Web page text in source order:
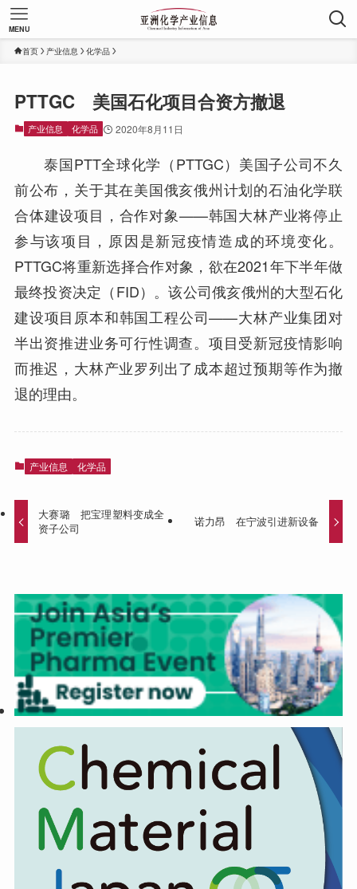
MENU
首页 产业信息 化学品
PTTGC 美国石化项目合资方撤退
产业信息 化学品 2020年8月11日
泰国PTT全球化学（PTTGC）美国子公司不久
前公布，关于其在美国俄亥俄州计划的石油化学联
合体建设项目，合作对象——韩国大林产业将停止
参与该项目，原因是新冠疫情造成的环境变化。
PTTGC将重新选择合作对象，欲在2021年下半年做
最终投资决定（FID）。该公司俄亥俄州的大型石化
建设项目原本和韩国工程公司——大林产业集团对
半出资推进业务可行性调查。项目受新冠疫情影响
而推迟，大林产业罗列出了成本超过预期等作为撤
退的理由。
产业信息 化学品
大赛璐 把宝理塑料变成全
资子公司
诺力昂 在宁波引进新设备